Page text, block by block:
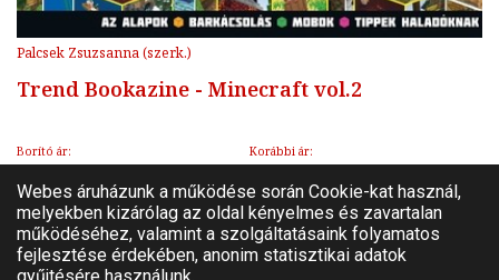
Palcsek Zsuzsanna (szerk.)
Trend Bookazine - Minecraft vol.2
Borító ár:
3 990 Ft
Korábbi ár:
3 591 Ft
Online ár: 3 591 Ft
-
10%
Várható megjelenés: 2026. 08. 12.
Kosárba